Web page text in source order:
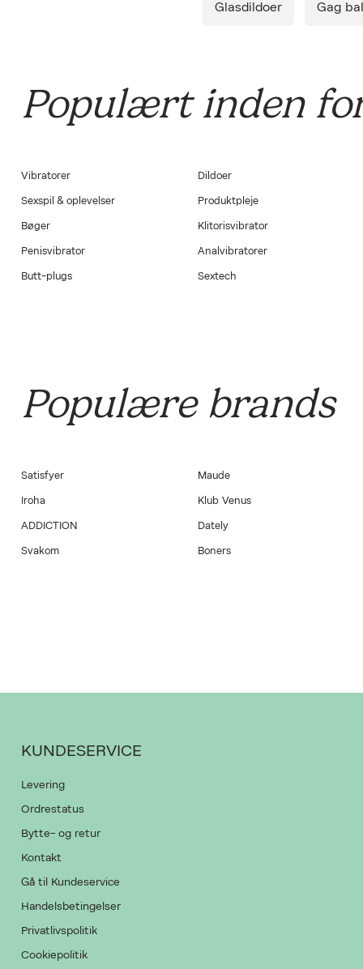
Glasdildoer Gag
Populært inden
Vibratorer Dildoer
Sexspil & oplevelser Produktpleje
Bøger Klitorisvibrator
Penisvibrator Analvibratorer
Butt-plugs Sextech
Populære brands
Satisfyer Maude
Iroha Klub Venus
ADDICTION Dately
Svakom Boners
KUNDESERVICE
Levering
Ordrestatus
Bytte- og retur
Kontakt
Gå til Kundeservice
Handelsbetingelser
Privatlivspolitik
Cookiepolitik